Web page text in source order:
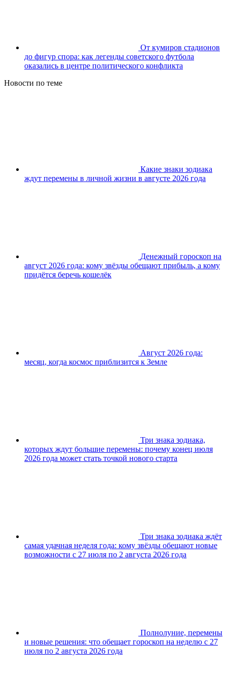
От кумиров стадионов
до фигур спора: как легенды советского футбола
оказались в центре политического конфликта
Новости по теме
Какие знаки зодиака
ждут перемены в личной жизни в августе 2026 года
Денежный гороскоп на
август 2026 года: кому звёзды обещают прибыль, а кому
придётся беречь кошелёк
Август 2026 года:
месяц, когда космос приблизится к Земле
Три знака зодиака,
которых ждут большие перемены: почему конец июля
2026 года может стать точкой нового старта
Три знака зодиака ждёт
самая удачная неделя года: кому звёзды обещают новые
возможности с 27 июля по 2 августа 2026 года
Полнолуние, перемены
и новые решения: что обещает гороскоп на неделю с 27
июля по 2 августа 2026 года